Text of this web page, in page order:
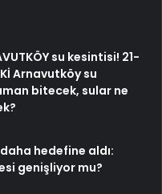
su kesintisi! 21-
Arnavutköy su
bitecek, sular ne
hedefine aldı:
genişliyor mu?